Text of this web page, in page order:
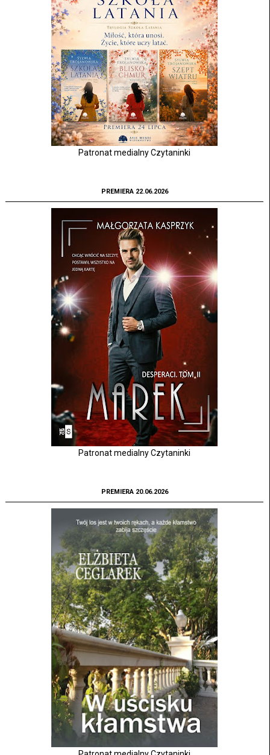
Patronat medialny Czytaninki
PREMIERA 22.06.2026
Patronat medialny Czytaninki
PREMIERA 20.06.2026